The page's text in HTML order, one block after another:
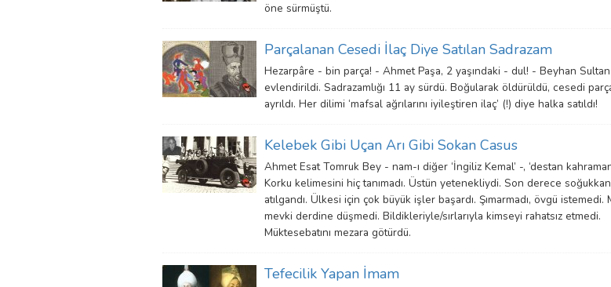
öne sürmüştü.
Parçalanan Cesedi İlaç Diye Satılan Sadrazam
Hezarpâre - bin parça! - Ahmet Paşa, 2 yaşındaki - dul! - Beyhan
evlendirildi. Sadrazamlığı 11 ay sürdü. Boğularak öldürüldü, cesedi
ayrıldı. Her dilimi ‘mafsal ağrılarını iyileştiren ilaç’ (!) diye halka satıldı!
Kelebek Gibi Uçan Arı Gibi Sokan Casus
Ahmet Esat Tomruk Bey - nam-ı diğer ‘İngiliz Kemal’ -, ‘destan
Korku kelimesini hiç tanımadı. Üstün yetenekliydi. Son derece
atılgandı. Ülkesi için çok büyük işler başardı. Şımarmadı, övgü istemedi.
mevki derdine düşmedi. Bildikleriyle/sırlarıyla kimseyi rahatsız etmedi.
Müktesebatını mezara götürdü.
Tefecilik Yapan İmam